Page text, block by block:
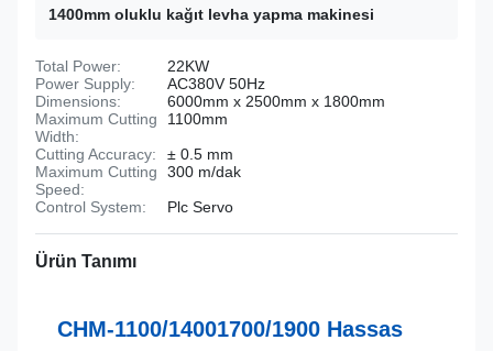
1400mm oluklu kağıt levha yapma makinesi
Total Power:
22KW
Power Supply:
AC380V 50Hz
Dimensions:
6000mm x 2500mm x 1800mm
Maximum Cutting
Width:
1100mm
Cutting Accuracy:
± 0.5 mm
Maximum Cutting
Speed:
300 m/dak
Control System:
Plc Servo
Ürün Tanımı
CHM-1100/14001700/1900 Hassas